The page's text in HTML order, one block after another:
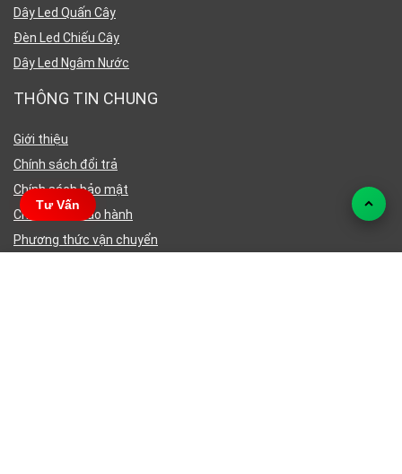
Dây Led Quấn Cây
Đèn Led Chiếu Cây
Dây Led Ngâm Nước
THÔNG TIN CHUNG
Giới thiệu
Chính sách đổi trả
Chính sách bảo mật
Chính sách bảo hành
Phương thức vận chuyển
Tư Vấn